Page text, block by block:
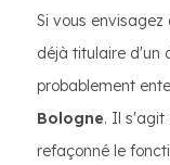
Si vous envisagez
déjà titulaire d'un
probablement
Bologne. Il s'agit
refaçonné le